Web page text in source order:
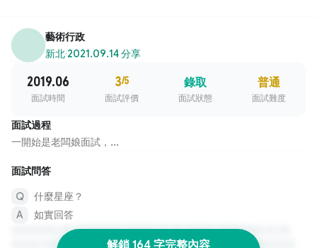
藝術行政
新北·2021.09.14 分享
2019.06
面試時間
3/5
面試評價
錄取
面試狀態
普通
面試難度
面試過程
一開始是老闆娘面試，...
面試問答
什麼星座？
如實回答
解鎖 164 字完整內容